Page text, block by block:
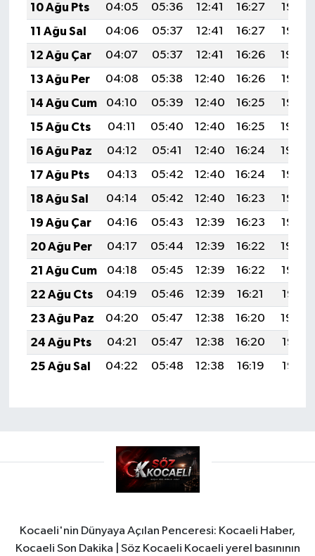
10 Ağu Pts
04:05 05:36 12:41 16:27
19:36
11 Ağu Sal
04:06 05:37 12:41 16:27
19:35
12 Ağu Çar
04:07 05:37 12:41 16:26
19:34
13 Ağu Per
04:08 05:38 12:40 16:26
19:33
14 Ağu Cum
04:10 05:39 12:40 16:25
19:32
15 Ağu Cts
04:11 05:40 12:40 16:25
19:30
16 Ağu Paz
04:12 05:41 12:40 16:24
19:29
17 Ağu Pts
04:13 05:42 12:40 16:24
19:28
18 Ağu Sal
04:14 05:42 12:40 16:23
19:27
19 Ağu Çar
04:16 05:43 12:39 16:23
19:25
20 Ağu Per
04:17 05:44 12:39 16:22
19:24
21 Ağu Cum
04:18 05:45 12:39 16:22
19:23
22 Ağu Cts
04:19 05:46 12:39 16:21
19:21
23 Ağu Paz
04:20 05:47 12:38 16:20
19:20
24 Ağu Pts
04:21 05:47 12:38 16:20
19:19
25 Ağu Sal
04:22 05:48 12:38 16:19 19:17
Kocaeli'nin Dünyaya Açılan Penceresi: Kocaeli Haber,
Kocaeli Son Dakika | Söz Kocaeli Kocaeli yerel basınının